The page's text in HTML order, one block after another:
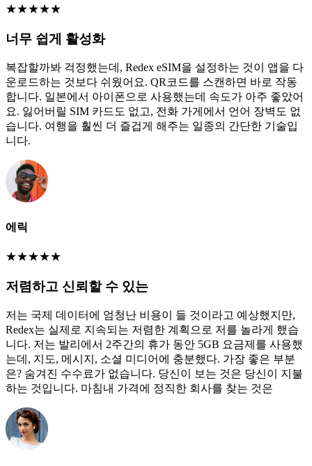
★★★★★
너무 쉽게 활성화
복잡할까봐 걱정했는데, Redex eSIM을 설정하는 것이 앱을 다
운로드하는 것보다 쉬웠어요. QR코드를 스캔하면 바로 작동
합니다. 일본에서 아이폰으로 사용했는데 속도가 아주 좋았어
요. 잃어버릴 SIM 카드도 없고, 전화 가게에서 언어 장벽도 없
습니다. 여행을 훨씬 더 즐겁게 해주는 일종의 간단한 기술입
니다.
에릭
★★★★★
저렴하고 신뢰할 수 있는
저는 국제 데이터에 엄청난 비용이 들 것이라고 예상했지만,
Redex는 실제로 지속되는 저렴한 계획으로 저를 놀라게 했습
니다. 저는 발리에서 2주간의 휴가 동안 5GB 요금제를 사용했
는데, 지도, 메시지, 소셜 미디어에 충분했다. 가장 좋은 부분
은? 숨겨진 수수료가 없습니다. 당신이 보는 것은 당신이 지불
하는 것입니다. 마침내 가격에 정직한 회사를 찾는 것은